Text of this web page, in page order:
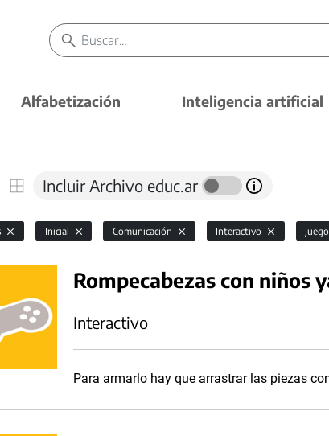
Alfabetización Inteligencia artificial
Incluir Archivo educ.ar
Inicial Comunicación Interactivo
Rompecabezas con niños
Interactivo
Para armarlo hay que arrastrar las piezas